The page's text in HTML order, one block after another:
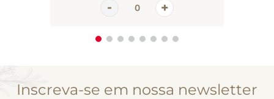
Inscreva-se em nossa newsletter